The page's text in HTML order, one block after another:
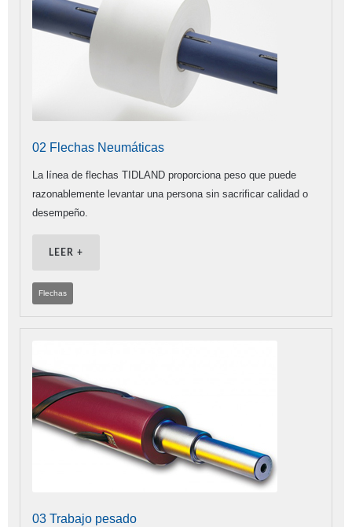
02 Flechas Neumáticas
La línea de flechas TIDLAND proporciona peso que puede
razonablemente levantar una persona sin sacrificar calidad o
desempeño.
LEER +
Flechas
03 Trabajo pesado